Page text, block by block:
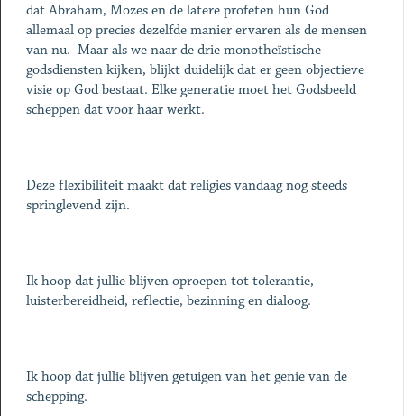
dat Abraham, Mozes en de latere profeten hun God
allemaal op precies dezelfde manier ervaren als de mensen
van nu. Maar als we naar de drie monotheïstische
godsdiensten kijken, blijkt duidelijk dat er geen objectieve
visie op God bestaat. Elke generatie moet het Godsbeeld
scheppen dat voor haar werkt.
Deze flexibiliteit maakt dat religies vandaag nog steeds
springlevend zijn.
Ik hoop dat jullie blijven oproepen tot tolerantie,
luisterbereidheid, reflectie, bezinning en dialoog.
Ik hoop dat jullie blijven getuigen van het genie van de
schepping.